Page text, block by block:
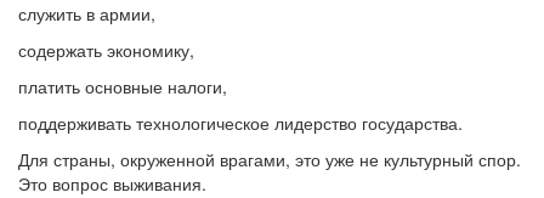
служить в армии,
содержать экономику,
платить основные налоги,
поддерживать технологическое лидерство государства.
Для страны, окруженной врагами, это уже не культурный спор.
Это вопрос выживания.